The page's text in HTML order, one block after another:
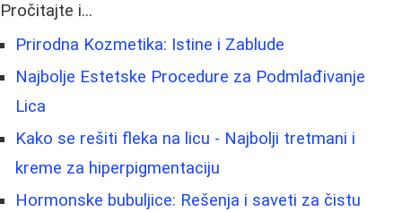
Pročitajte i...
Prirodna Kozmetika: Istine i Zablude
Najbolje Estetske Procedure za Podmlađivanje
Lica
Kako se rešiti fleka na licu - Najbolji tretmani i
kreme za hiperpigmentaciju
Hormonske bubuljice: Rešenja i saveti za čistu